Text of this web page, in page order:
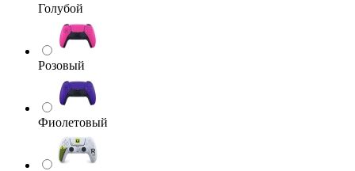
Голубой
Розовый
Фиолетовый